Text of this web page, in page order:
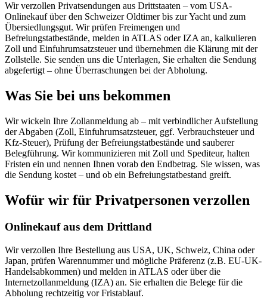
Wir verzollen Privatsendungen aus Drittstaaten – vom USA-
Onlinekauf über den Schweizer Oldtimer bis zur Yacht und zum
Übersiedlungsgut. Wir prüfen Freimengen und
Befreiungstatbestände, melden in ATLAS oder IZA an, kalkulieren
Zoll und Einfuhrumsatzsteuer und übernehmen die Klärung mit der
Zollstelle. Sie senden uns die Unterlagen, Sie erhalten die Sendung
abgefertigt – ohne Überraschungen bei der Abholung.
Was Sie bei uns bekommen
Wir wickeln Ihre Zollanmeldung ab – mit verbindlicher Aufstellung
der Abgaben (Zoll, Einfuhrumsatzsteuer, ggf. Verbrauchsteuer und
Kfz-Steuer), Prüfung der Befreiungstatbestände und sauberer
Belegführung. Wir kommunizieren mit Zoll und Spediteur, halten
Fristen ein und nennen Ihnen vorab den Endbetrag. Sie wissen, was
die Sendung kostet – und ob ein Befreiungstatbestand greift.
Wofür wir für Privatpersonen verzollen
Onlinekauf aus dem Drittland
Wir verzollen Ihre Bestellung aus USA, UK, Schweiz, China oder
Japan, prüfen Warennummer und mögliche Präferenz (z.B. EU-UK-
Handelsabkommen) und melden in ATLAS oder über die
Internetzollanmeldung (IZA) an. Sie erhalten die Belege für die
Abholung rechtzeitig vor Fristablauf.